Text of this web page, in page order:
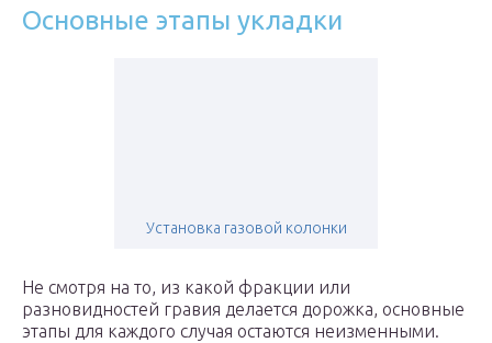
Основные этапы укладки
Установка газовой колонки
Не смотря на то, из какой фракции или
разновидностей гравия делается дорожка, основные
этапы для каждого случая остаются неизменными.